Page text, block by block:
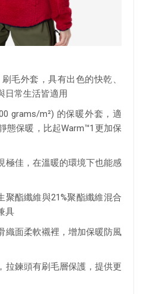
毛外套，具有出色的快乾、
日常生活皆適用
grams/m²) 的保暖外套，適
態保暖，比起Warm™1更加保
極佳，在溫暖的環境下也能感
聚酯纖維與21%聚酯纖維混合
具
織面柔軟襯裡，增加保暖防風
拉鍊頭有刷毛層保護，提供更